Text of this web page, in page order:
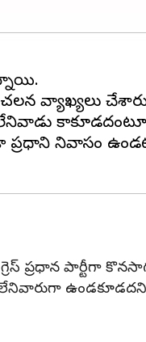
వ్యాఖ్యలు
నివాసం
ప్రధాన పార్టీగా
ఉండకూడదని